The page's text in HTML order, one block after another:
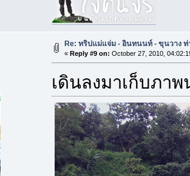
Re: ทริปแม่แจ่ม - อินทนนท์ - ขุนวาง ท่
« Reply #9 on: October 27, 2010,
เดินลงมาเก็บภา